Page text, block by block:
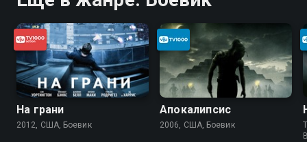
На грани
2012, США, Боевик
Апокалипсис
2006, США, Боевик